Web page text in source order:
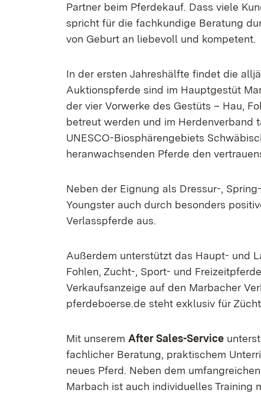
Partner beim Pferdekauf. Dass viele
spricht für die fachkundige Beratung
von Geburt an liebevoll und kompetent.
In der ersten Jahreshälfte findet die
Auktionspferde sind im Hauptgestüt
der vier Vorwerke des Gestüts – Hau,
betreut werden und im Herdenverband
UNESCO-Biosphärengebiets
heranwachsenden Pferde den
Neben der Eignung als Dressur-,
Youngster auch durch besonders
Verlasspferde aus.
Außerdem unterstützt das Haupt- und
Fohlen, Zucht-, Sport- und
Verkaufsanzeige auf den Marbacher
pferdeboerse.de steht exklusiv für
Mit unserem After Sales-Service
fachlicher Beratung, praktischem
neues Pferd. Neben dem
Marbach ist auch individuelles Training